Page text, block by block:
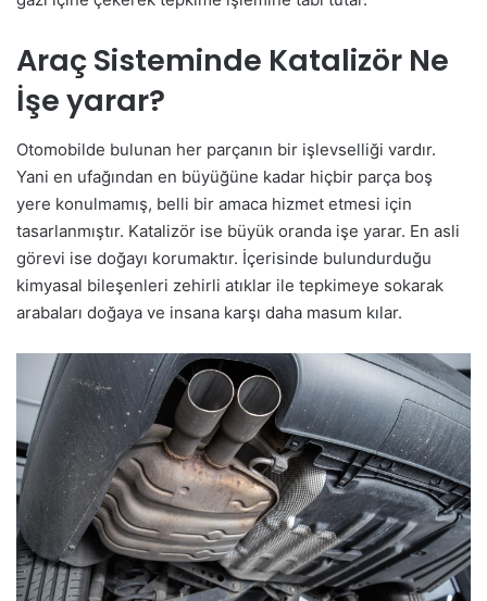
Araç Sisteminde Katalizör Ne
İşe yarar?
Otomobilde bulunan her parçanın bir işlevselliği vardır.
Yani en ufağından en büyüğüne kadar hiçbir parça boş
yere konulmamış, belli bir amaca hizmet etmesi için
tasarlanmıştır. Katalizör ise büyük oranda işe yarar. En asli
görevi ise doğayı korumaktır. İçerisinde bulundurduğu
kimyasal bileşenleri zehirli atıklar ile tepkimeye sokarak
arabaları doğaya ve insana karşı daha masum kılar.